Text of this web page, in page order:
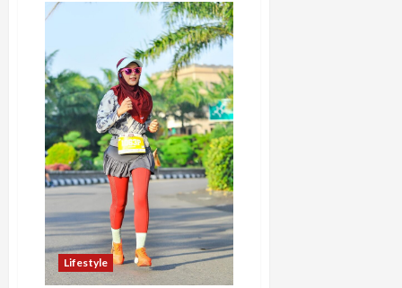
Faqih:
Remaja
Masjid
Sukses
Jadi
Race
Director
Termuda
Lifestyle